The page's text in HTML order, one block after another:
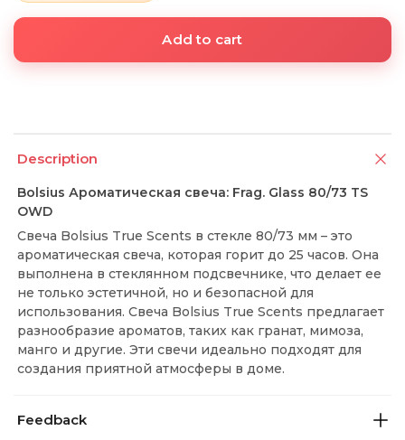
Add to cart
Description
Bolsius Ароматическая свеча: Frag. Glass 80/73 TS
OWD
Свеча Bolsius True Scents в стекле 80/73 мм – это
ароматическая свеча, которая горит до 25 часов. Она
выполнена в стеклянном подсвечнике, что делает ее
не только эстетичной, но и безопасной для
использования. Свеча Bolsius True Scents предлагает
разнообразие ароматов, таких как гранат, мимоза,
манго и другие. Эти свечи идеально подходят для
создания приятной атмосферы в доме.
Feedback